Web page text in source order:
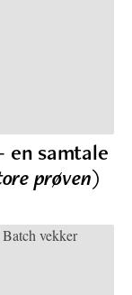
en samtale
prøven)